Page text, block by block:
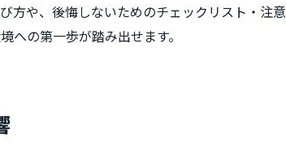
方や、後悔しないためのチェックリスト・注意
の第一歩が踏み出せます。